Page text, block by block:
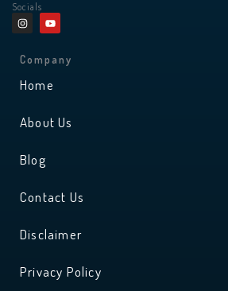
Socials
I
n
s
a
r
a
Y
o
u
u
Company
Home
About Us
Blog
Contact Us
Disclaimer
Privacy Policy